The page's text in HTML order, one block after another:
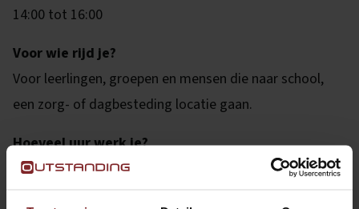
14:00 tot 16:00
Voor wie rijd je?
Voor leerlingen, groepen en mensen die naar school,
een zorg- of dagbesteding locatie gaan.
Hoeveel uur werk je?
10 tot 20 uur per week.